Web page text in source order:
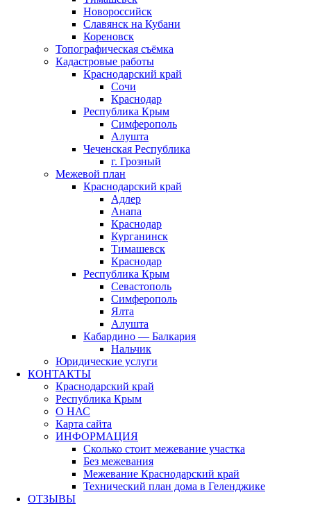
Новороссийск
Славянск на Кубани
Кореновск
Топографическая съёмка
Кадастровые работы
Краснодарский край
Сочи
Краснодар
Республика Крым
Симферополь
Алушта
Чеченская Республика
г. Грозный
Межевой план
Краснодарский край
Адлер
Анапа
Краснодар
Курганинск
Тимашевск
Краснодар
Республика Крым
Севастополь
Симферополь
Ялта
Алушта
Кабардино — Балкария
Нальчик
Юридические услуги
КОНТАКТЫ
Краснодарский край
Республика Крым
О НАС
Карта сайта
ИНФОРМАЦИЯ
Сколько стоит межевание участка
Без межевания
Межевание Краснодарский край
Технический план дома в Геленджике
ОТЗЫВЫ